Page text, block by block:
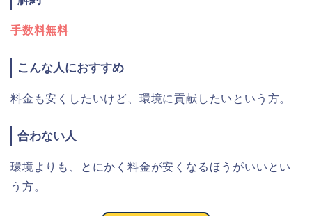
手数料無料
こんな人におすすめ
料金も安くしたいけど、環境に貢献したいという方。
合わない人
環境よりも、とにかく料金が安くなるほうがいいとい
う方。